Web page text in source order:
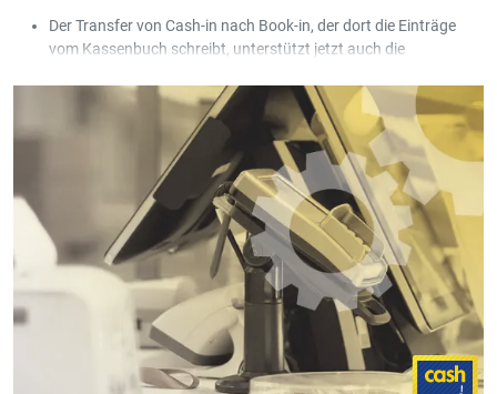
Der Transfer von Cash-in nach Book-in, der dort die Einträge
vom Kassenbuch schreibt, unterstützt jetzt auch die